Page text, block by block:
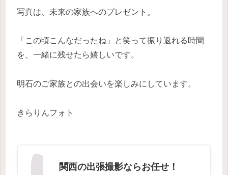
写真は、未来の家族へのプレゼント。
「この頃こんなだったね」と笑って振り返れる時間
を、一緒に残せたら嬉しいです。
明石のご家族との出会いを楽しみにしています。
きらりんフォト
関西の出張撮影ならお任せ！